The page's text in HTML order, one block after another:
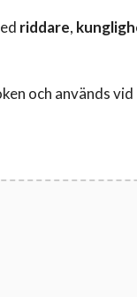
riddare,
och används vid